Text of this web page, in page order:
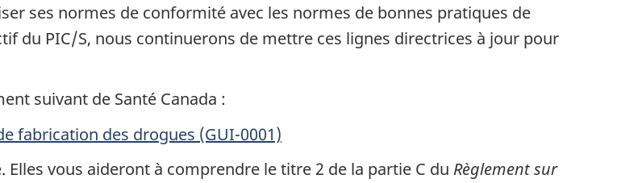
ses normes de conformité avec les normes de bonnes pratiques de
du PIC/S, nous continuerons de mettre ces lignes directrices à jour pour
suivant de Santé Canada :
fabrication des drogues (GUI-0001)
vous aideront à comprendre le titre 2 de la partie C du Règlement sur